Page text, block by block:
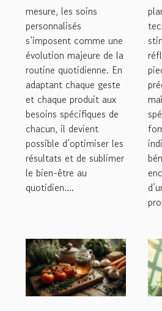
transformer
votre routine
de bien-être ?
mesure, les soins
personnalisés
s’imposent comme une
évolution majeure de la
routine quotidienne. En
adaptant chaque geste
et chaque produit aux
besoins spécifiques de
chacun, il devient
possible d’optimiser les
résultats et de sublimer
le bien-être au
quotidien....